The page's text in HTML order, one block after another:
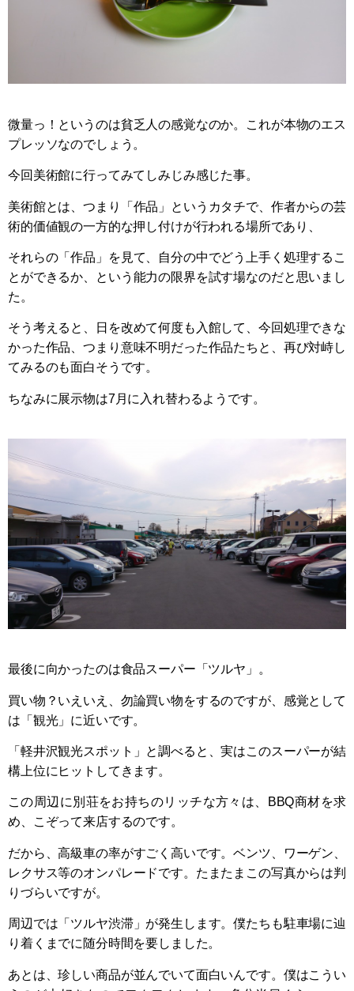
微量っ！というのは貧乏人の感覚なのか。これが本物のエス
プレッソなのでしょう。
今回美術館に行ってみてしみじみ感じた事。
美術館とは、つまり「作品」というカタチで、作者からの芸
術的価値観の一方的な押し付けが行われる場所であり、
それらの「作品」を見て、自分の中でどう上手く処理するこ
とができるか、という能力の限界を試す場なのだと思いまし
た。
そう考えると、日を改めて何度も入館して、今回処理できな
かった作品、つまり意味不明だった作品たちと、再び対峙し
てみるのも面白そうです。
ちなみに展示物は7月に入れ替わるようです。
最後に向かったのは食品スーパー「ツルヤ」。
買い物？いえいえ、勿論買い物をするのですが、感覚として
は「観光」に近いです。
「軽井沢観光スポット」と調べると、実はこのスーパーが結
構上位にヒットしてきます。
この周辺に別荘をお持ちのリッチな方々は、BBQ商材を求
め、こぞって来店するのです。
だから、高級車の率がすごく高いです。ベンツ、ワーゲン、
レクサス等のオンパレードです。たまたまこの写真からは判
りづらいですが。
周辺では「ツルヤ渋滞」が発生します。僕たちも駐車場に辿
り着くまでに随分時間を要しました。
あとは、珍しい商品が並んでいて面白いんです。僕はこうい